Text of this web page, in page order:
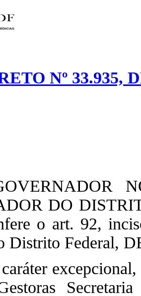
Nº 33.935,
DO
o art. 92,
Distrito Federal,